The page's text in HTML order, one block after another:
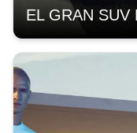
EL GRAN SUV